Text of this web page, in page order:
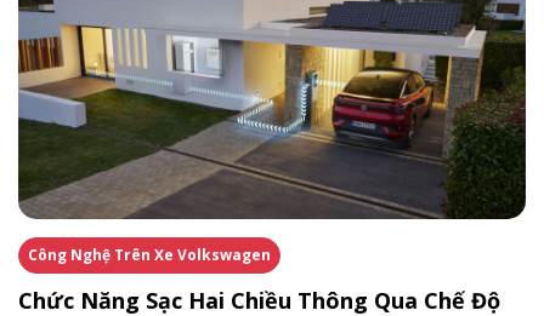
Công Nghệ Trên Xe Volkswagen
Chức Năng Sạc Hai Chiều Thông Qua Chế Độ